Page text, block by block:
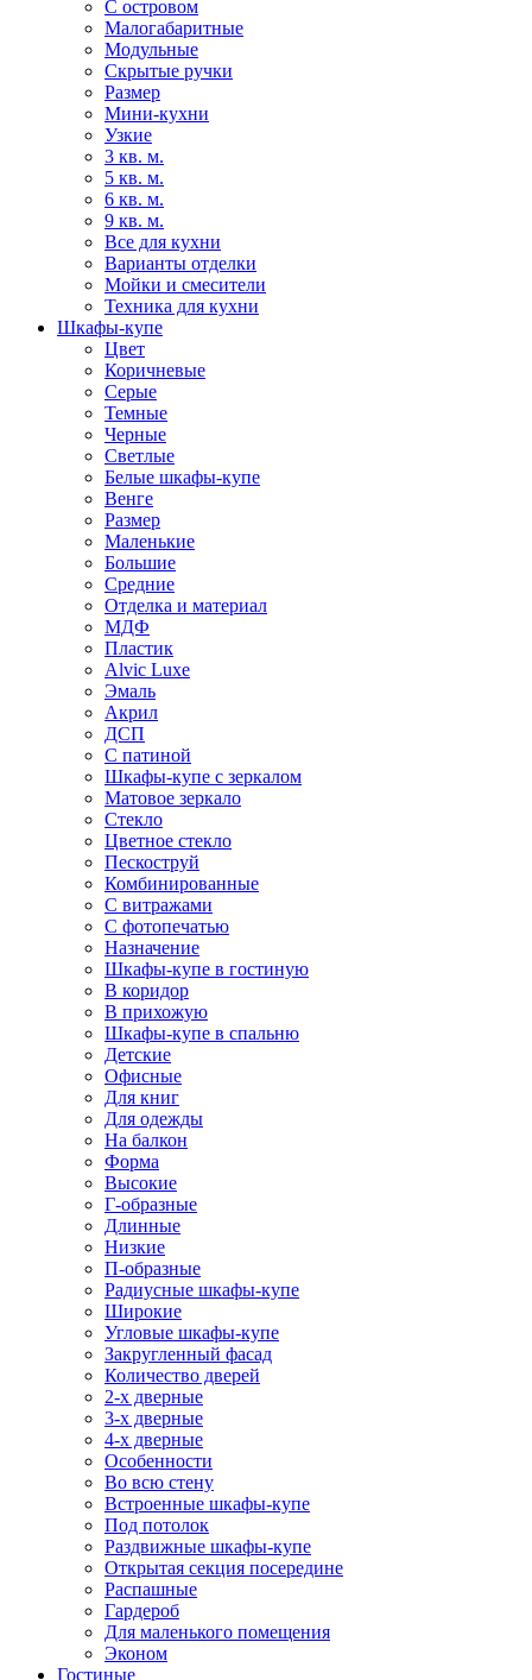
С островом
Малогабаритные
Модульные
Скрытые ручки
Размер
Мини-кухни
Узкие
3 кв. м.
5 кв. м.
6 кв. м.
9 кв. м.
Все для кухни
Варианты отделки
Мойки и смесители
Техника для кухни
Шкафы-купе
Цвет
Коричневые
Серые
Темные
Черные
Светлые
Белые шкафы-купе
Венге
Размер
Маленькие
Большие
Средние
Отделка и материал
МДФ
Пластик
Alvic Luxe
Эмаль
Акрил
ДСП
С патиной
Шкафы-купе с зеркалом
Матовое зеркало
Стекло
Цветное стекло
Пескоструй
Комбинированные
С витражами
С фотопечатью
Назначение
Шкафы-купе в гостиную
В коридор
В прихожую
Шкафы-купе в спальню
Детские
Офисные
Для книг
Для одежды
На балкон
Форма
Высокие
Г-образные
Длинные
Низкие
П-образные
Радиусные шкафы-купе
Широкие
Угловые шкафы-купе
Закругленный фасад
Количество дверей
2-х дверные
3-х дверные
4-х дверные
Особенности
Во всю стену
Встроенные шкафы-купе
Под потолок
Раздвижные шкафы-купе
Открытая секция посередине
Распашные
Гардероб
Для маленького помещения
Эконом
Гостиные